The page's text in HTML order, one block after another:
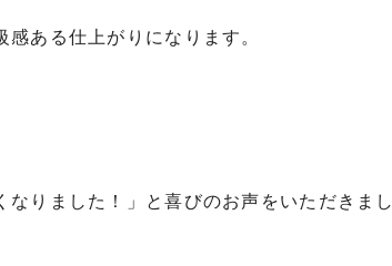
ある仕上がりになります。
りました！」と喜びのお声をいただきま